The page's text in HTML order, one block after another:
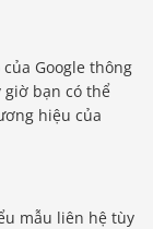
Google thông
giờ bạn có thể
hiệu của
mẫu liên hệ tùy